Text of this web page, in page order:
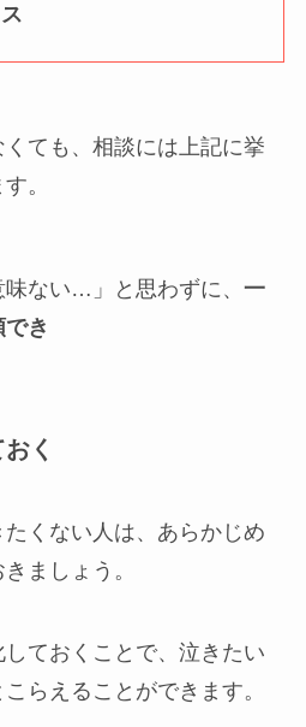
ても、相談には上記に挙
。
味ない…」と思わずに、 一
き
く
くない人は、あらかじめ
ましょう。
ておくことで、泣きたい
らえることができます。